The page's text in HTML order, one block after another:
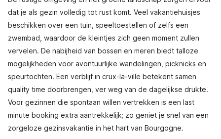
dat je als gezin volledig tot rust komt. Veel vakantiehuisjes
beschikken over een tuin, speeltoestellen of zelfs een
zwembad, waardoor de kleintjes zich geen moment zullen
vervelen. De nabijheid van bossen en meren biedt talloze
mogelijkheden voor avontuurlijke wandelingen, picknicks en
speurtochten. Een verblijf in crux-la-ville betekent samen
quality time doorbrengen, ver weg van de dagelijkse drukte.
Voor gezinnen die spontaan willen vertrekken is een last
minute booking extra aantrekkelijk; zo geniet je snel van een
zorgeloze gezinsvakantie in het hart van Bourgogne.